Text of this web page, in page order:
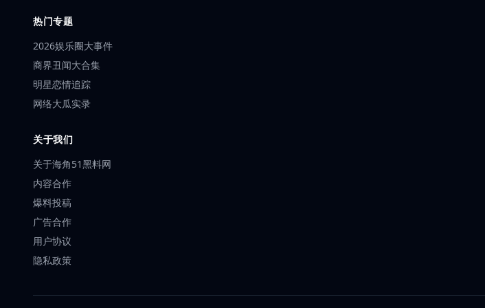
热门专题
2026娱乐圈大事件
商界丑闻大合集
明星恋情追踪
网络大瓜实录
关于我们
关于海角51黑料网
内容合作
爆料投稿
广告合作
用户协议
隐私政策